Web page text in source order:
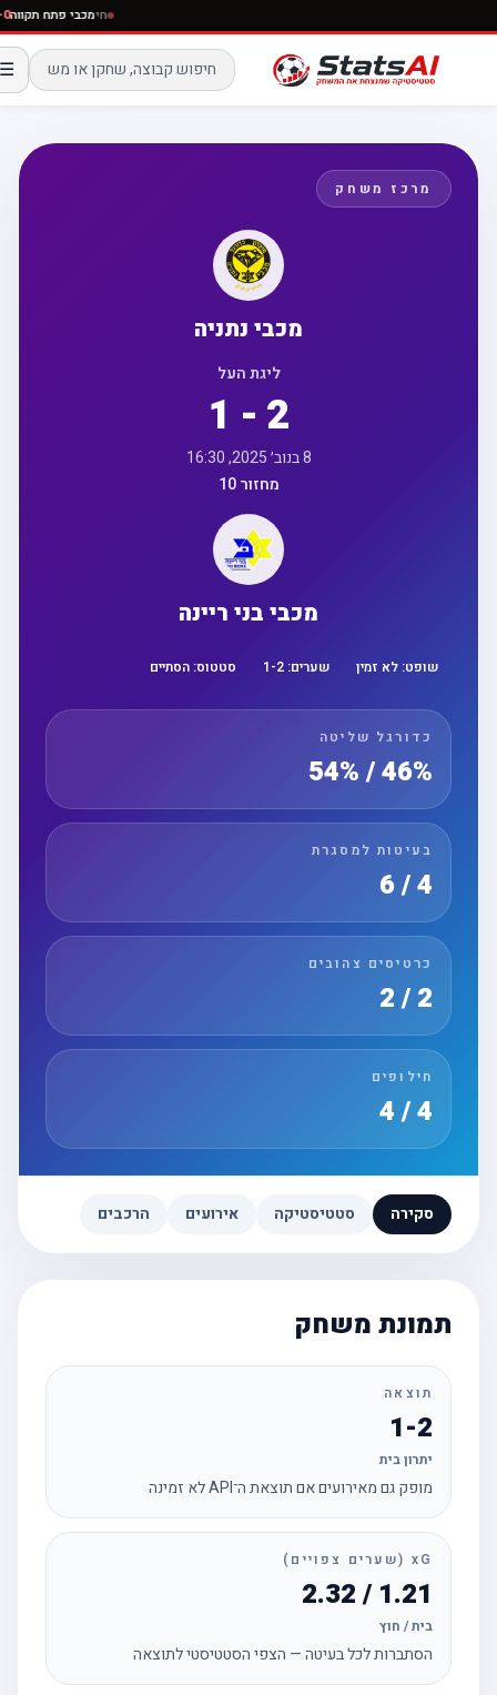
חימכבי פתח
☰
מרכז משחק
מכבי נתניה
ליגת העל
1 - 2
מחזור 10
מכבי בני ריינה
שופט:לא זמין שערים: 1 -2 סטטוס:הסתיים
כדורגל שליטה
46% / 54%
בעיטות למסגרת
כרטיסים צהובים
חילופים
סקירה סטטיסטיקה אירועים הרכבים
תמונת משחק
תוצאה
1-2
יתרון בית
מופק גם מאירועים אם תוצאת ה־API לא זמינה
xG (שערים צפויים)
1.21 / 2.32
בית / חוץ
הסתברות לכל בעיטה — הצפי הסטטיסטי לתוצאה